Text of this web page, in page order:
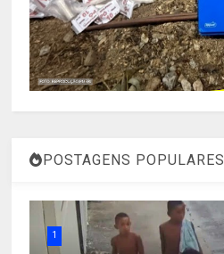
POSTAGENS POPULARES
1